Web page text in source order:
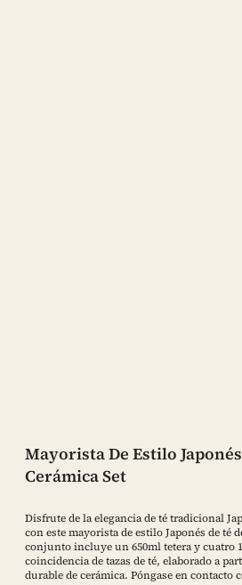
Mayorista De Estilo Japonés
Cerámica Set
Disfrute de la elegancia de té tradicional
con este mayorista de estilo Japonés de té
conjunto incluye un 650ml tetera y cuatro
coincidencia de tazas de té, elaborado a
durable de cerámica. Póngase en contacto